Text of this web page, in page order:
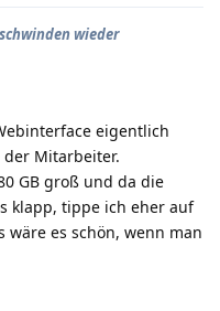
wieder
eigentlich
der Mitarbeiter.
GB groß und da die
klapp, tippe ich eher auf
wäre es schön, wenn man